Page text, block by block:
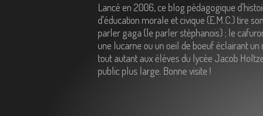
Lancé en 2006, ce blog pédagogique
d'éducation morale et civique (E.M.C.) tire
parler gaga (le parler stéphanois) ; le
une lucarne ou un oeil de boeuf éclairant un
tout autant aux élèves du lycée Jacob
public plus large. Bonne visite !